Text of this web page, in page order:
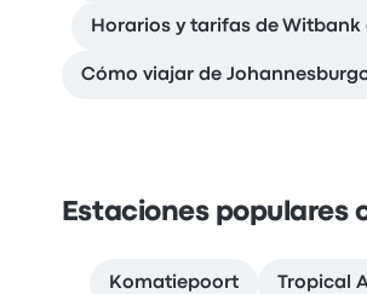
Horarios y tarifas de Witbank
Cómo viajar de
Estaciones populares
Komatiepoort Tropical